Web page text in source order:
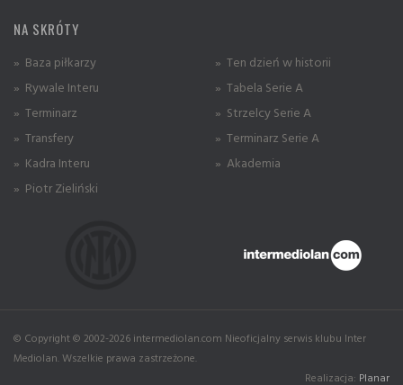
NA SKRÓTY
» Baza piłkarzy
» Rywale Interu
» Terminarz
» Transfery
» Kadra Interu
» Piotr Zieliński
» Ten dzień w historii
» Tabela Serie A
» Strzelcy Serie A
» Terminarz Serie A
» Akademia
© Copyright © 2002-2026 intermediolan.com Nieoficjalny serwis klubu Inter
Mediolan. Wszelkie prawa zastrzeżone.
Realizacja: Planar